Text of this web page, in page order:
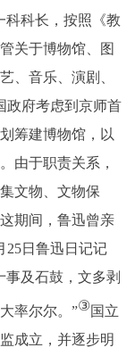
科科长，按照《教
关于博物馆、图
、音乐、演剧、
政府考虑到京师首
筹建博物馆，以
由于职责关系，
文物、文物保
期间，鲁迅曾亲
25日鲁迅日记记
及石鼓，文多剥
率尔尔。”③国立
成立，并逐步明